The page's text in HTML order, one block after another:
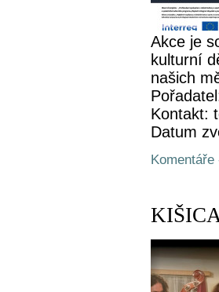
Akce je
kulturní
našich
Kontakt:
Datum